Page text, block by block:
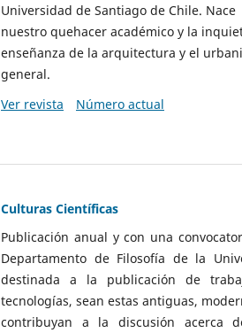
Universidad de Santiago de Chile.
nuestro quehacer académico y la
enseñanza de la arquitectura y el
general.
Ver revista
Número actual
Culturas Científicas
Publicación anual y con una
Departamento de Filosofía de la
destinada a la publicación de
tecnologías, sean estas antiguas,
contribuyan a la discusión acerca